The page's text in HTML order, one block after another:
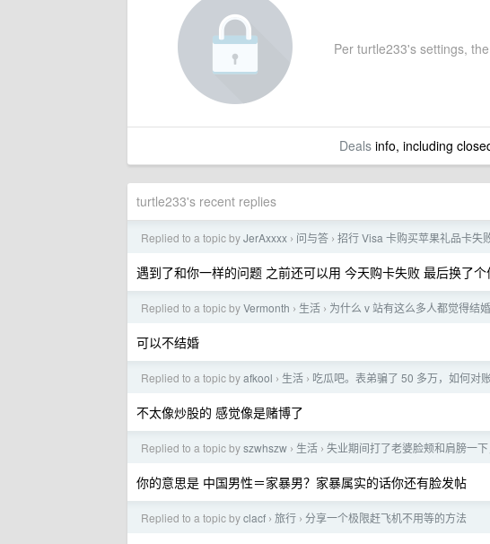
Per turtle233's settings,
Dealsinfo, including
turtle233's recent replies
Replied to a topic byJerAxxxx › 问与答 › 招行 Visa 卡购买苹果礼品卡失
遇到了和你一样的问题 之前还可以用 今天购卡失败 最后换了
Replied to a topic byVermonth › 生活 › 为什么 v 站有这么多人都觉得结
可以不结婚
Replied to a topic byafkool › 生活 › 吃瓜吧。表弟骗了 50 多万，如何对
不太像炒股的 感觉像是赌博了
Replied to a topic byszwhszw › 生活 › 失业期间打了老婆脸颊和肩膀一
你的意思是 中国男性＝家暴男？家暴属实的话你还有脸发帖
Replied to a topic byclacf › 旅行 › 分享一个极限赶飞机不用等的方法